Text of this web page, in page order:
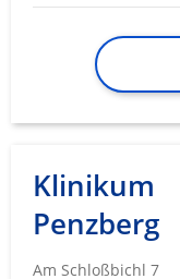
Klinikum
Penzberg
Am Schloßbichl 7